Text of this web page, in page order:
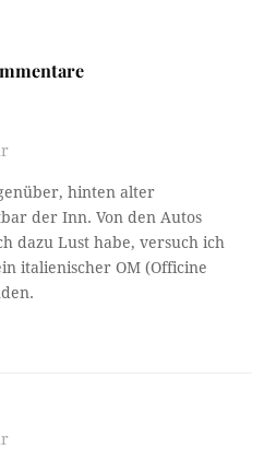
hinten alter
der Inn. Von den Autos
dazu Lust habe, versuch ich
italienischer OM (Officine